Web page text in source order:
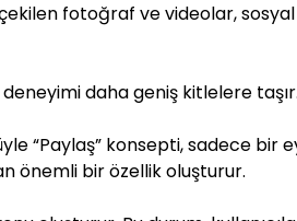
fotoğraf ve videolar,
daha geniş kitlelere taşır.
“Paylaş” konsepti, sadece bir
önemli bir özellik oluşturur.